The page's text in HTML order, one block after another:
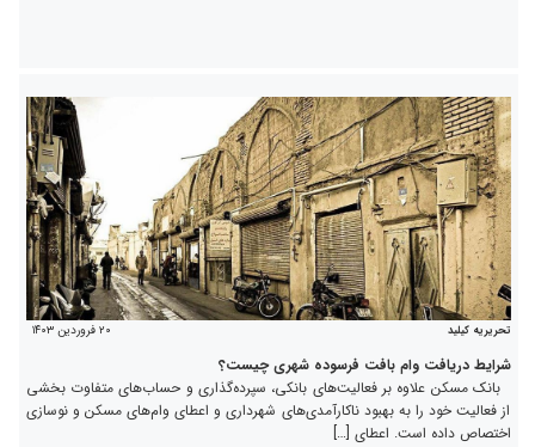
تحریریه کیلید ۲۰ فروردین ۱۴۰۳
شرایط دریافت وام بافت فرسوده شهری چیست؟
بانک مسکن علاوه بر فعالیت‌های بانکی، سپرده‌گذاری و حساب‌های متفاوت بخشی
از فعالیت خود را به بهبود ناکارآمدی‌های شهرداری و اعطای وام‌های مسکن و نوسازی
اختصاص داده است. اعطای […]